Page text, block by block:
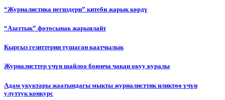
“Журналистика негиздери” китеби жарык көрдү
“Азаттык” фотосынак жарыялайт
Кыргыз гезиттерин тушаган каатчылык
Журналисттер үчүн шайлоо боюнча чакан окуу куралы
Адам укуктары жаатындагы мыкты журналисттик иликтөө үчүн
улуттук конкурс